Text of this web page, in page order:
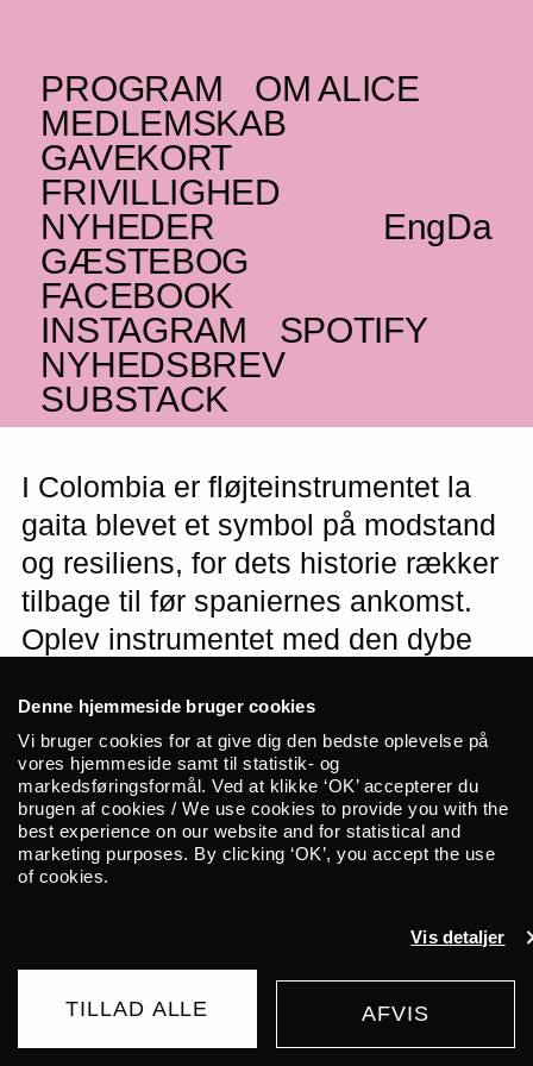
Denne hjemmeside bruger cookies
Vi bruger cookies for at give dig den bedste oplevelse på
vores hjemmeside samt til statistik- og
markedsføringsformål. Ved at klikke ‘OK’ accepterer du
brugen af cookies / We use cookies to provide you with the
best experience on our website and for statistical and
marketing purposes. By clicking ‘OK’, you accept the use
of cookies.
Vis detaljer
TILLAD ALLE AFVIS
PROGRAM
OM ALICE
MEDLEMSKAB
GAVEKORT
FRIVILLIGHED
NYHEDER
Da
Eng
GÆSTEBOG
FACEBOOK
INSTAGRAM
SPOTIFY
NYHEDSBREV
SUBSTACK
SØNDAG _01.06.25
El León Pardo y los
Gaiteros de Punta Icaco
CO
Livlig, åndelig og traditionsrig musik fra
Colombias nordlige kyst
ADVISORY
I Colombia er fløjteinstrumentet la
gaita blevet et symbol på modstand
og resiliens, for dets historie rækker
tilbage til før spaniernes ankomst.
Oplev instrumentet med den dybe
Pardo og hans band bringer
traditionel gaita-musik fra Colombias
nordlige kyst til ALICEs scene.
Jorge Emilio Pardo Vásquez, også kendt
på la gaita columbiana, et traditionelt
brugt i rituelle kontekster, hvoraf kun få
bliver praktiseret den dag i dag. Derfor